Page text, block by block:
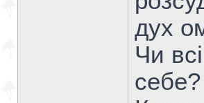
дух
Чи
себе?